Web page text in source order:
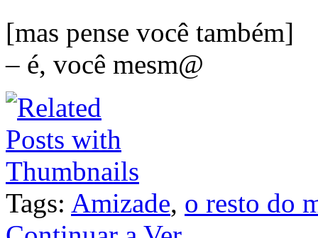
[mas pense você também]
– é, você mesm@
Tags: Amizade, o resto do